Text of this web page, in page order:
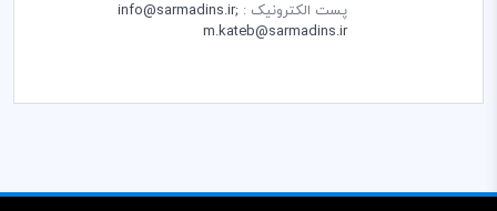
پست الکترونیک : info@sarmadins.ir;
m.kateb@sarmadins.ir